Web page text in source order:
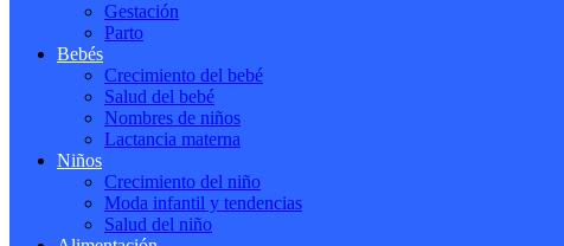
Gestación
Parto
Bebés
Crecimiento del bebé
Salud del bebé
Nombres de niños
Lactancia materna
Niños
Crecimiento del niño
Moda infantil y tendencias
Salud del niño